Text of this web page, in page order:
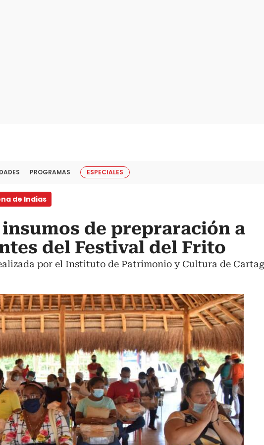
PROGRAMAS ESPECIALES
de Indias
de prepraración a
del Festival del Frito
por el Instituto de Patrimonio y Cultura de